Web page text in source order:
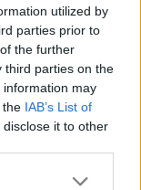
utilized by
parties prior to
the further
third parties on the
information may
the IAB’s List of
it to other
or more Google
mesteri
rendező, aki
sem
mozi volt
addig